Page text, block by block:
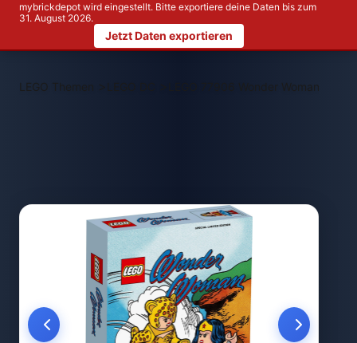
mybrickdepot wird eingestellt. Bitte exportiere deine Daten bis zum
31. August 2026.
Jetzt Daten exportieren
LEGO Themen > LEGO 77906 Wonder Woman